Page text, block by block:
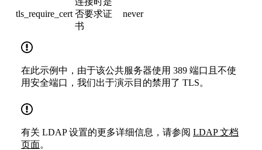
tls_require_cert 否要求证
书
never
在此示例中，由于该公共服务器使用 389 端口且不使
用安全端口，我们出于演示目的禁用了 TLS。
有关 LDAP 设置的更多详细信息，请参阅 LDAP 文档
页面。